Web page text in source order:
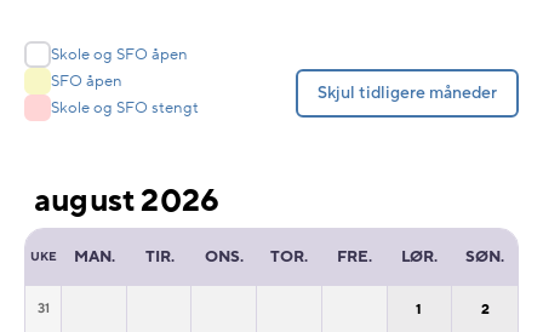
Fargeforklaring
Skole og SFO åpen
SFO åpen
Skole og SFO stengt
Skjul tidligere måneder
august 2026
UKE MAN. TIR. ONS. TOR. FRE. LØR. SØN.
31 1 2